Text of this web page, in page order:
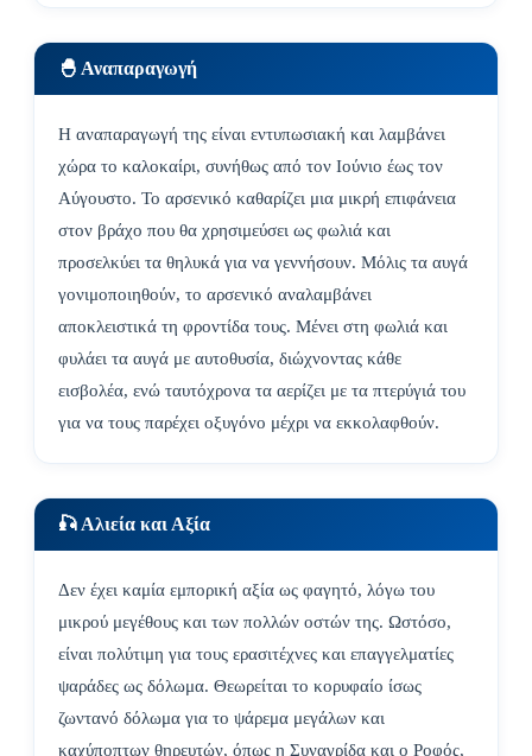
🐣 Αναπαραγωγή
Η αναπαραγωγή της είναι εντυπωσιακή και λαμβάνει
χώρα το καλοκαίρι, συνήθως από τον Ιούνιο έως τον
Αύγουστο. Το αρσενικό καθαρίζει μια μικρή επιφάνεια
στον βράχο που θα χρησιμεύσει ως φωλιά και
προσελκύει τα θηλυκά για να γεννήσουν. Μόλις τα αυγά
γονιμοποιηθούν, το αρσενικό αναλαμβάνει
αποκλειστικά τη φροντίδα τους. Μένει στη φωλιά και
φυλάει τα αυγά με αυτοθυσία, διώχνοντας κάθε
εισβολέα, ενώ ταυτόχρονα τα αερίζει με τα πτερύγιά του
για να τους παρέχει οξυγόνο μέχρι να εκκολαφθούν.
🎣 Αλιεία και Αξία
Δεν έχει καμία εμπορική αξία ως φαγητό, λόγω του
μικρού μεγέθους και των πολλών οστών της. Ωστόσο,
είναι πολύτιμη για τους ερασιτέχνες και επαγγελματίες
ψαράδες ως δόλωμα. Θεωρείται το κορυφαίο ίσως
ζωντανό δόλωμα για το ψάρεμα μεγάλων και
καχύποπτων θηρευτών, όπως η Συναγρίδα και ο Ροφός,